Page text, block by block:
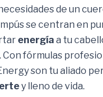
de un
se centran en
energía a tu
Con fórmulas
son tu aliado
y lleno de vida.